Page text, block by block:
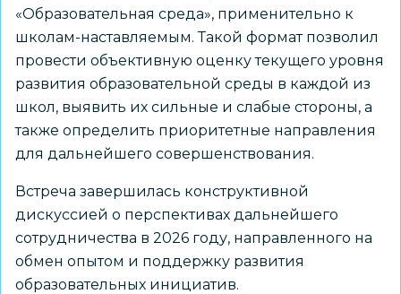
«Образовательная среда», применительно к
школам-наставляемым. Такой формат позволил
провести объективную оценку текущего уровня
развития образовательной среды в каждой из
школ, выявить их сильные и слабые стороны, а
также определить приоритетные направления
для дальнейшего совершенствования.
Встреча завершилась конструктивной
дискуссией о перспективах дальнейшего
сотрудничества в 2026 году, направленного на
обмен опытом и поддержку развития
образовательных инициатив.